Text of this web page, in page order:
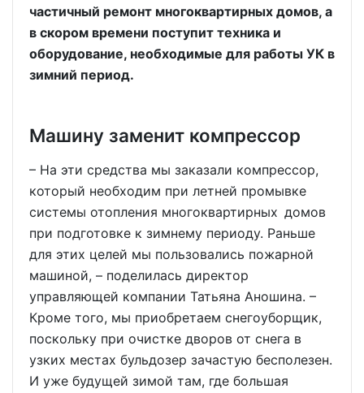
частичный ремонт многоквартирных домов, а
в скором времени поступит техника и
оборудование, необходимые для работы УК в
зимний период.
Машину заменит компрессор
– На эти средства мы заказали компрессор,
который необходим при летней промывке
системы отопления многоквартирных домов
при подготовке к зимнему периоду. Раньше
для этих целей мы пользовались пожарной
машиной, – поделилась директор
управляющей компании Татьяна Аношина. –
Кроме того, мы приобретаем снегоуборщик,
поскольку при очистке дворов от снега в
узких местах бульдозер зачастую бесполезен.
И уже будущей зимой там, где большая